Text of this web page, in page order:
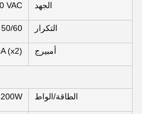
الجهد VAC
التكرار 50/60 هرتز
أمبيرج (x2)
الطاقة/الواط